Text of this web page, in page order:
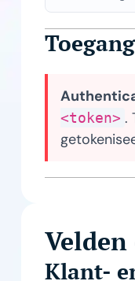
<token> .
Velden
Klant-